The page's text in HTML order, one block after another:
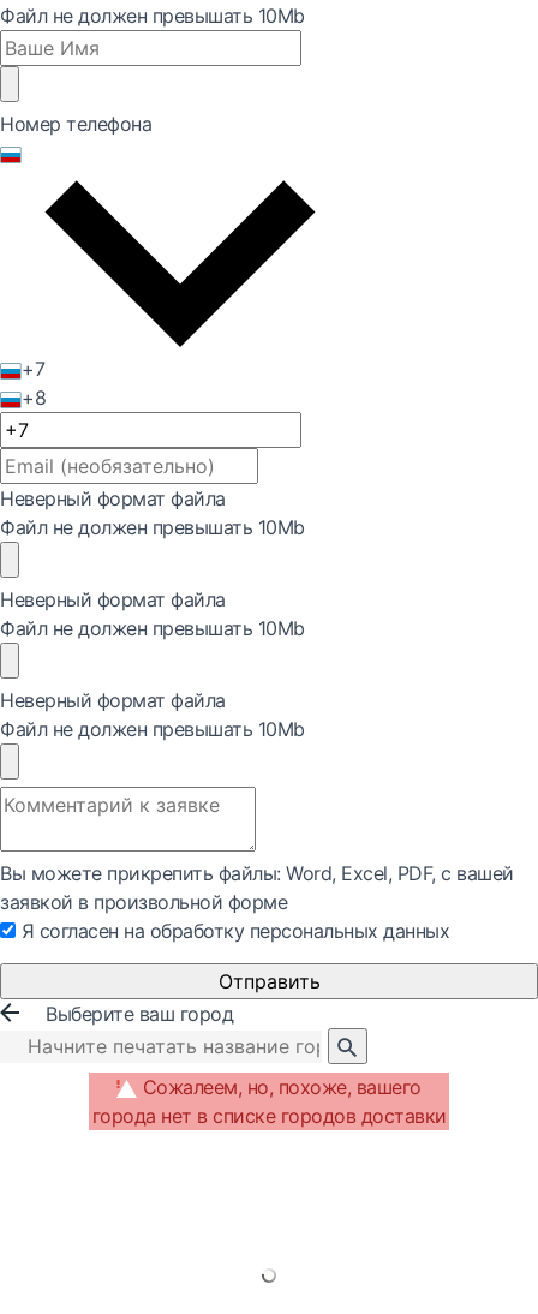
Файл не должен превышать 10Mb
Номер телефона
+7
+8
Неверный формат файла
Файл не должен превышать 10Mb
Неверный формат файла
Файл не должен превышать 10Mb
Неверный формат файла
Файл не должен превышать 10Mb
Вы можете прикрепить файлы: Word, Exсel, PDF, с вашей
заявкой в произвольной форме
Я согласен на обработку персональных данных
Отправить
Выберите ваш город
Сожалеем, но, похоже, вашего
города нет в списке городов доставки